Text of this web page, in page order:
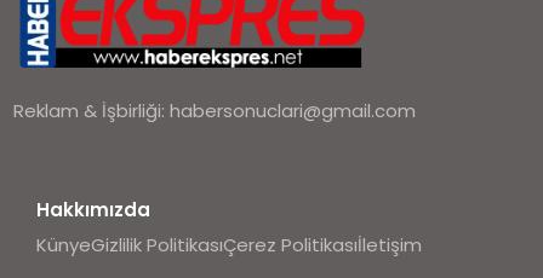
Reklam & İşbirliği:habersonuclari@gmail.com
Hakkımızda
KünyeGizlilik PolitikasıÇerez Politikasıİletişim